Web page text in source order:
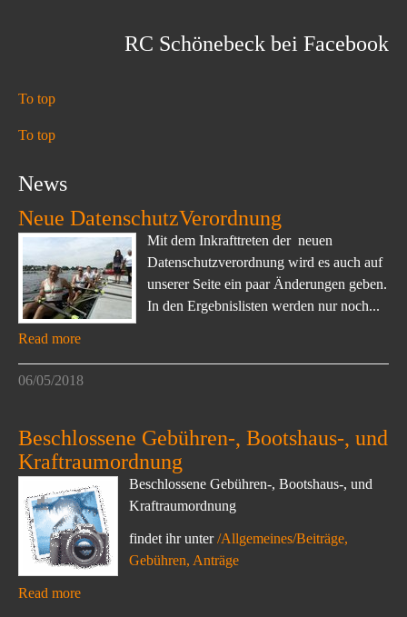
RC Schönebeck bei Facebook
To top
To top
News
Neue DatenschutzVerordnung
Mit dem Inkrafttreten der neuen
Datenschutzverordnung wird es auch auf
unserer Seite ein paar Änderungen geben.
In den Ergebnislisten werden nur noch...
Read more
06/05/2018
Beschlossene Gebühren-, Bootshaus-, und
Kraftraumordnung
Beschlossene Gebühren-, Bootshaus-, und
Kraftraumordnung
findet ihr unter/Allgemeines/Beiträge,
Gebühren, Anträge
Read more